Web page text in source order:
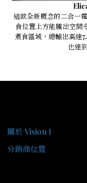
這款全新概念的二合一
食位置上方能騰出空間
煮食區域，總輸出高達
也達
關於 Vision I
分銷商位置